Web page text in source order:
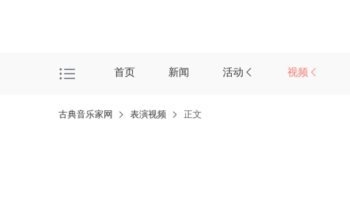
首页 新闻 活动 视频
古典音乐家网 表演视频 正文